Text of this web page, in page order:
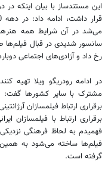
این مستندساز با بیان اینکه
می‌شد در آن شرایط همه
سانسور شدیدی در قبال فیلم‌ها
رخ داد و آزادی‌های اجتماعی
در ادامه رودریگو ویلا تهیه
مشترک با سایر کشورها گفت:
برقراری ارتباط فیلمسازان
برقراری ارتباط با فیلمسازان
فهمیدم به لحاظ فرهنگی
فیلم‌ها ساخته می‌شود به
گرفته است.